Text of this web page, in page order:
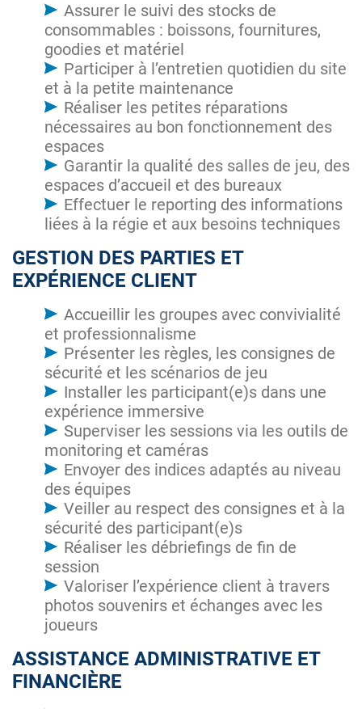
Assurer le suivi des stocks de
consommables : boissons, fournitures,
goodies et matériel
Participer à l’entretien quotidien du site
et à la petite maintenance
Réaliser les petites réparations
nécessaires au bon fonctionnement des
espaces
Garantir la qualité des salles de jeu, des
espaces d’accueil et des bureaux
Effectuer le reporting des informations
liées à la régie et aux besoins techniques
GESTION DES PARTIES ET
EXPÉRIENCE CLIENT
Accueillir les groupes avec convivialité
et professionnalisme
Présenter les règles, les consignes de
sécurité et les scénarios de jeu
Installer les participant(e)s dans une
expérience immersive
Superviser les sessions via les outils de
monitoring et caméras
Envoyer des indices adaptés au niveau
des équipes
Veiller au respect des consignes et à la
sécurité des participant(e)s
Réaliser les débriefings de fin de
session
Valoriser l’expérience client à travers
photos souvenirs et échanges avec les
joueurs
ASSISTANCE ADMINISTRATIVE ET
FINANCIÈRE